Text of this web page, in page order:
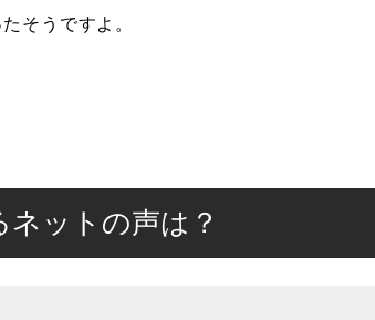
そうですよ。
ットの声は？